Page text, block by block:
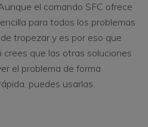
el comando SFC ofrece
para todos los problemas
tropezar y es por eso que
crees que las otras soluciones
el problema de forma
puedes usarlas.